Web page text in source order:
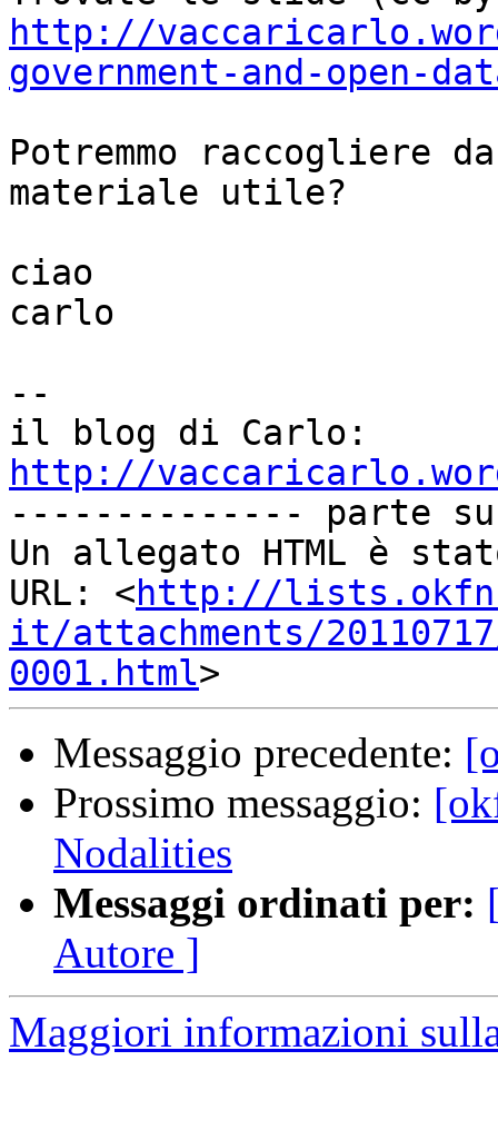
http://
government-and-open-
Potremmo raccogliere
materiale utile?
ciao
carlo
--
http://
-------------- parte
Un allegato HTML è
URL: <http://
it/attachments/
0001.html
Messaggio precedente:
Prossimo messaggio:
Nodalities
Messaggi ordinati per:
Autore ]
Maggiori informazioni